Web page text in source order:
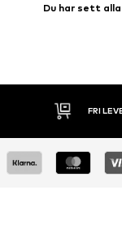
Du har sett
FRI